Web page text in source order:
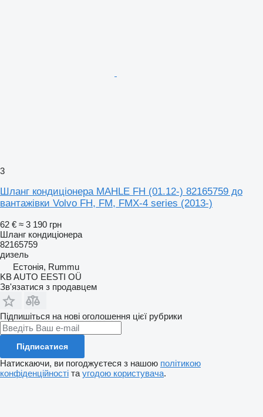
3
Шланг кондиціонера MAHLE FH (01.12-) 82165759 до
вантажівки Volvo FH, FM, FMX-4 series (2013-)
62 € ≈ 3 190 грн
Шланг кондиціонера
82165759
дизель
Естонія, Rummu
KB AUTO EESTI OÜ
Зв'язатися з продавцем
Підпишіться на нові оголошення цієї рубрики
Підписатися
Натискаючи, ви погоджуєтеся з нашою політикою
конфіденційності та угодою користувача.